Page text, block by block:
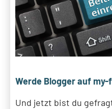
Werde Blogger auf
Und jetzt bist du